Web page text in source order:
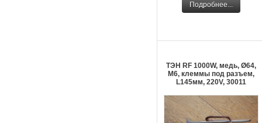
Подробнее...
ТЭН RF 1000W, медь, Ø64,
М6, клеммы под разъем,
L145мм, 220V, 30011